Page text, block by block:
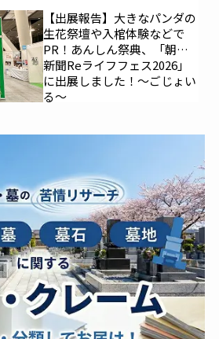
【出展報告】大きなパンダの
生花祭壇や入棺体験などで
PR！あんしん祭典、「朝日
新聞Reライフフェス2026」
に出展しました！～ごじょい
る～